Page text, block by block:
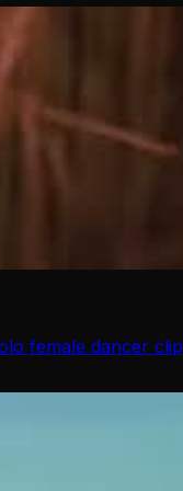
female dancer clip